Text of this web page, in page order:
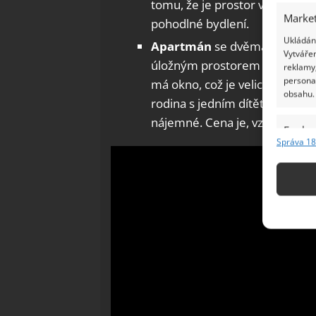
obsahu.
Funkce
Správa
tomu, že je prostor využitý
pohodlné bydlení.
Apartmán se dvěma
úložným prostorem a s
má okno, což je velice
rodina s jedním dítětem,
nájemné. Cena je, vzhledem